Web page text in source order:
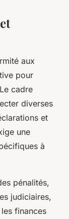
aux
pour
cadre
diverses
et
une
à
pénalités,
judiciaires,
finances